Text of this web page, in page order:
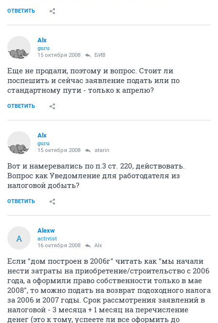
ОТВЕТИТЬ
Alx
guru
15 октября 2008 БИВ
Еще не продали, поэтому и вопрос. Стоит ли
поспешить и сейчас заявление подать или по
стандартному пути - только к апрелю?
ОТВЕТИТЬ
Alx
guru
15 октября 2008 atarin
Вот и намеревались по п.3 ст. 220, действовать.
Вопрос как Уведомление для работодателя из
налоговой добыть?
ОТВЕТИТЬ
A
Alexw
activist
16 октября 2008 Alx
Если "дом построен в 2006г" читать как "мы начали
нести затраты на приобретение/строительство с 2006
года, а оформили право собственности только в мае
2008", то можно подать на возврат подоходного налога
за 2006 и 2007 годы. Срок рассмотрения заявлений в
налоговой - 3 месяца + 1 месяц на перечисление
денег (это к тому, успеете ли все оформить до